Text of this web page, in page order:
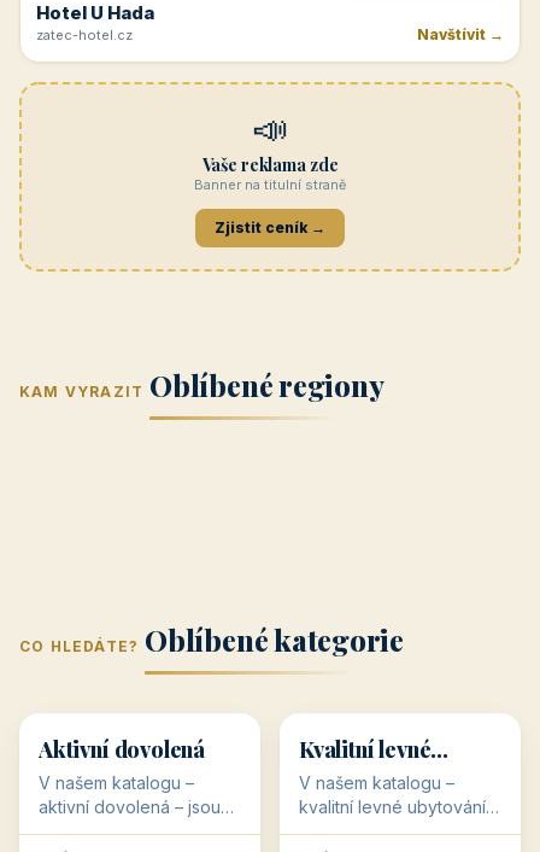
Hotel U Hada
zatec-hotel.cz Navštívit →
📣
Vaše reklama zde
Banner na titulní straně
Zjistit ceník →
KAM VYRAZIT Oblíbené regiony
(Jihomoravský
kraj)
kraj)
Zlínský kraj Žilinský
Karlovarský
Střední Čechy
(Středočeský
CO HLEDÁTE? Oblíbené kategorie
🥾 36 objektů
Aktivní dovolená
V našem katalogu –
aktivní dovolená – jsou
pro Vás připraveny
💰
💰
34 objektů
Kvalitní levné
ubytování
V našem katalogu –
kvalitní levné ubytování –
jsou pro Vás připraveny